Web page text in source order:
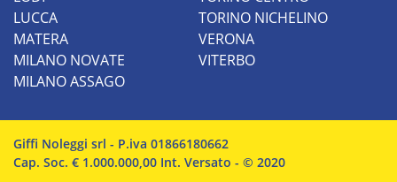
LUCCA
MATERA
MILANO NOVATE
MILANO ASSAGO
TORINO NICHELINO
VERONA
VITERBO
Giffi Noleggi srl - P.iva 01866180662
Cap. Soc. € 1.000.000,00 Int. Versato - © 2020